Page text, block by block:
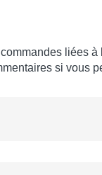
commandes liées
si vous